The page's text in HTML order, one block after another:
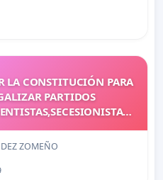
LA CONSTITUCIÓN PARA
PARTIDOS
ZOMEÑO